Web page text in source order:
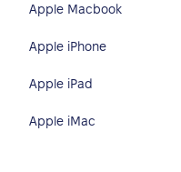
Apple Macbook
Apple iPhone
Apple iPad
Apple iMac